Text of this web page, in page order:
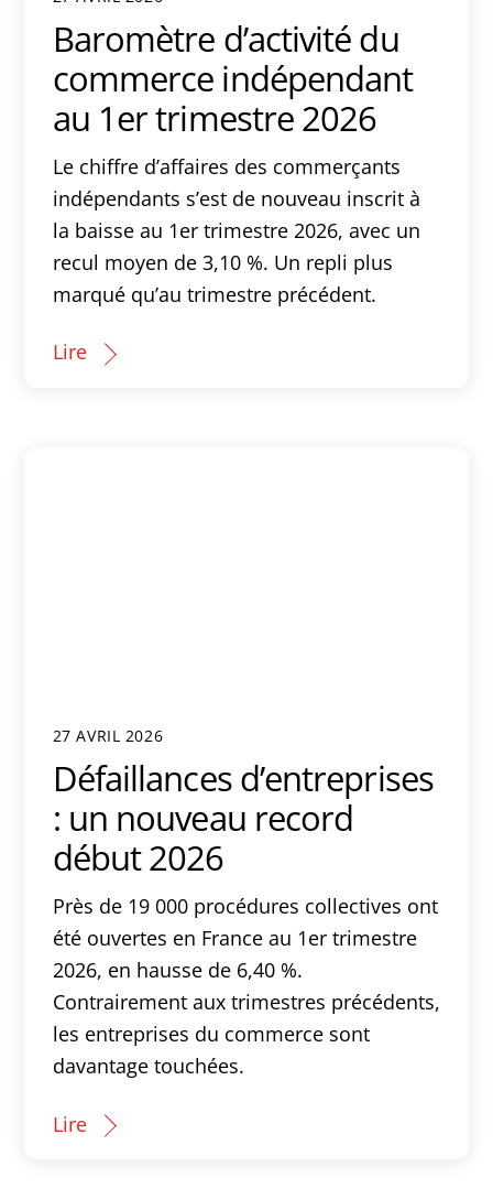
Baromètre d’activité du
commerce indépendant
au 1er trimestre 2026
Le chiffre d’affaires des commerçants
indépendants s’est de nouveau inscrit à
la baisse au 1er trimestre 2026, avec un
recul moyen de 3,10 %. Un repli plus
marqué qu’au trimestre précédent.
Lire
27 AVRIL 2026
Défaillances d’entreprises
: un nouveau record
début 2026
Près de 19 000 procédures collectives ont
été ouvertes en France au 1er trimestre
2026, en hausse de 6,40 %.
Contrairement aux trimestres précédents,
les entreprises du commerce sont
davantage touchées.
Lire